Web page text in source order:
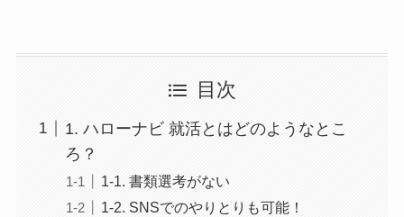
目次
1. ハローナビ 就活とはどのようなとこ
ろ？
1-1. 書類選考がない
1-2. SNSでのやりとりも可能！